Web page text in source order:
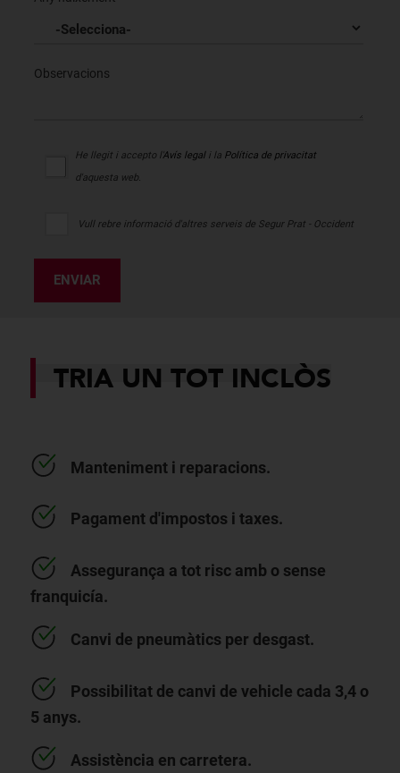
Observacions
He llegit i accepto l'Avís legali la Política de privacitat
d'aquesta web.
Vull rebre informació d'altres serveis de Segur Prat - Occident
ENVIAR
TRIA UN TOT INCLÒS
Manteniment i reparacions.
Pagament d'impostos i taxes.
Assegurança a tot risc amb o sense
franquicía.
Canvi de pneumàtics per desgast.
Possibilitat de canvi de vehicle cada 3,4 o
5 anys.
Assistència en carretera.